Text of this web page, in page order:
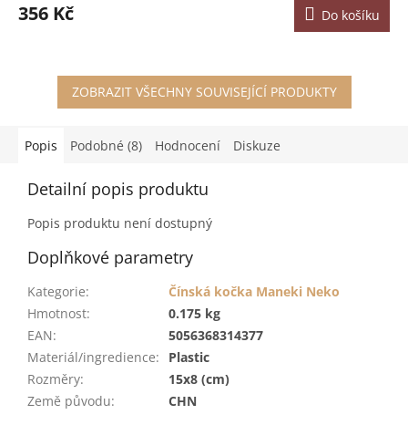
356 Kč Do košíku
ZOBRAZIT VŠECHNY SOUVISEJÍCÍ PRODUKTY
Popis Podobné (8) Hodnocení Diskuze
Detailní popis produktu
Popis produktu není dostupný
Doplňkové parametry
Kategorie:
Čínská kočka Maneki Neko
Hmotnost:
0.175 kg
EAN:
5056368314377
Materiál/ingredience:
Plastic
Rozměry:
15x8 (cm)
Země původu: CHN